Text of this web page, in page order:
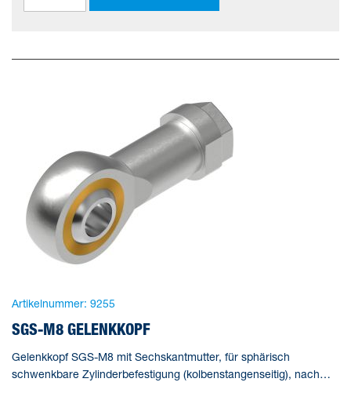
Artikelnummer: 9255
SGS-M8 GELENKKOPF
Gelenkkopf SGS-M8 mit Sechskantmutter, für sphärisch
schwenkbare Zylinderbefestigung (kolbenstangenseitig), nach